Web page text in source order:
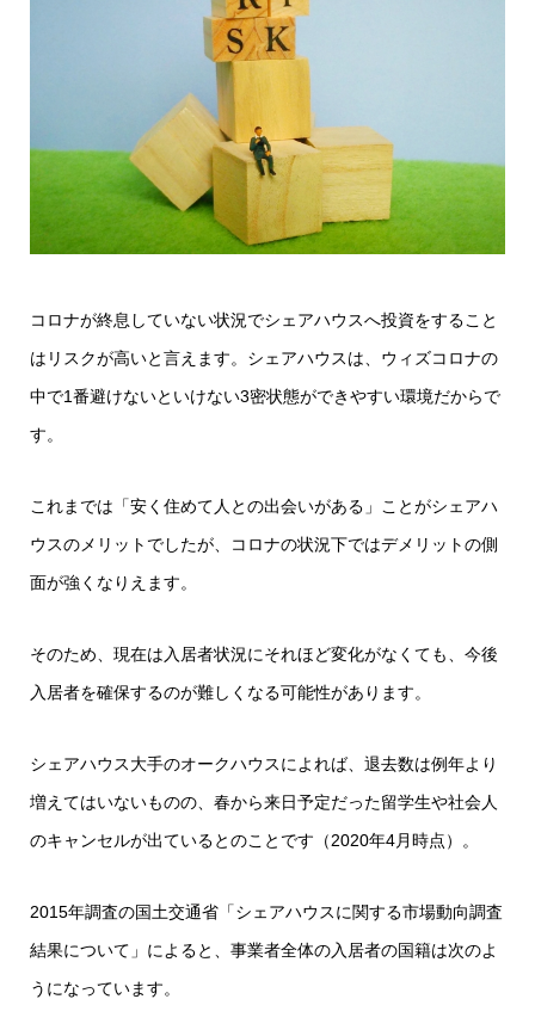
コロナが終息していない状況でシェアハウスへ投資をすること
はリスクが高いと言えます。シェアハウスは、ウィズコロナの
中で1番避けないといけない3密状態ができやすい環境だからで
す。
これまでは「安く住めて人との出会いがある」ことがシェアハ
ウスのメリットでしたが、コロナの状況下ではデメリットの側
面が強くなりえます。
そのため、現在は入居者状況にそれほど変化がなくても、今後
入居者を確保するのが難しくなる可能性があります。
シェアハウス大手のオークハウスによれば、退去数は例年より
増えてはいないものの、春から来日予定だった留学生や社会人
のキャンセルが出ているとのことです（2020年4月時点）。
2015年調査の国土交通省「シェアハウスに関する市場動向調査
結果について」によると、事業者全体の入居者の国籍は次のよ
うになっています。